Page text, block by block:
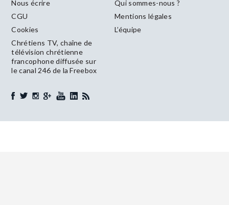
Nous écrire
Qui sommes-nous ?
CGU
Mentions légales
Cookies
L’équipe
Chrétiens TV, chaîne de
télévision chrétienne
francophone diffusée sur
le canal 246 de la Freebox